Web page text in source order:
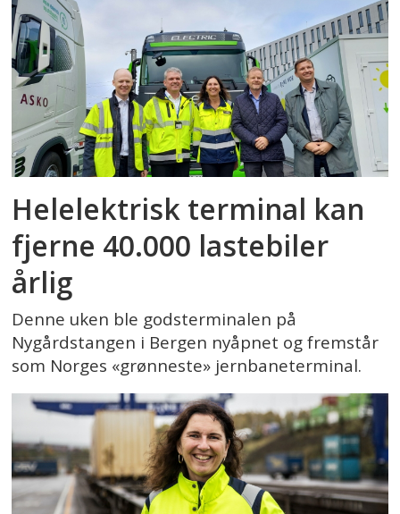
Helelektrisk terminal kan
fjerne 40.000 lastebiler
årlig
Denne uken ble godsterminalen på
Nygårdstangen i Bergen nyåpnet og fremstår
som Norges «grønneste» jernbaneterminal.